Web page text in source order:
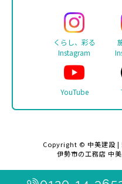
くらし、彩る
Instagram
YouTube
Copyright © 中美建設 |
伊勢市の工務店 中